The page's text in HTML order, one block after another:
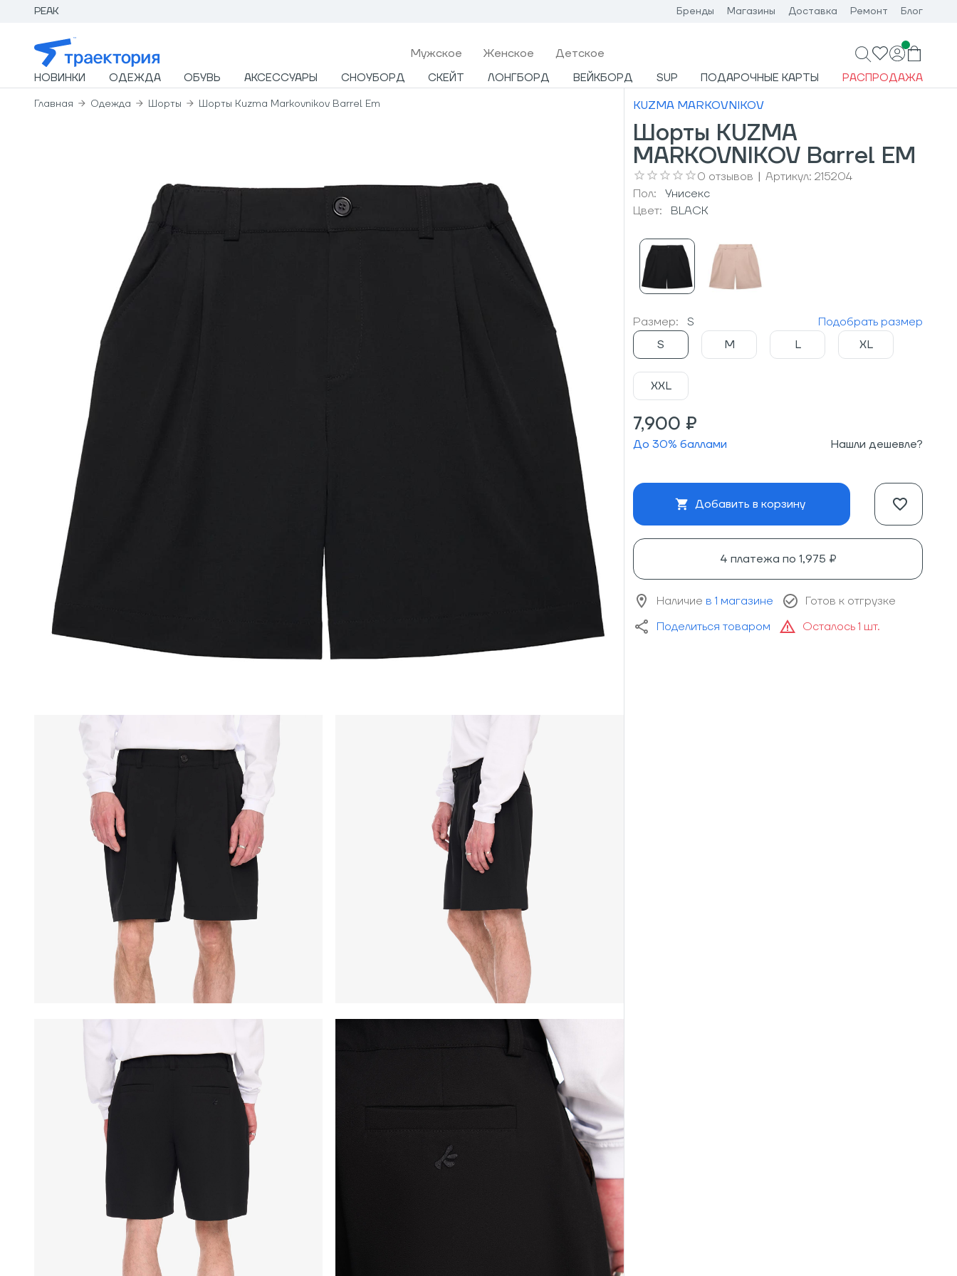
PEAK Бренды Магазины Доставка Ремонт Блог
Мужcкое Женское Детское
НОВИНКИ ОДЕЖДА ОБУВЬ АКСЕССУАРЫ СНОУБОРД СКЕЙТ ЛОНГБОРД ВЕЙКБОРД SUP ПОДАРОЧНЫЕ КАРТЫ РАСПРОДАЖА
Главная Одежда Шорты Шорты Kuzma Markovnikov Barrel Em KUZMA MARKOVNIKOV
Шорты KUZMA
MARKOVNIKOV Barrel EM
0 отзывов | Артикул: 215204
Пол:
Унисекс
Цвет:
BLACK
Размер: S
Подобрать размер
S
M L XL
XXL
7,900 ₽
До 30% баллами Нашли дешевле?
Добавить в корзину
4 платежа по 1,975 ₽
Наличие в 1 магазине
Готов к отгрузке
Поделиться товаром
Осталось 1 шт.